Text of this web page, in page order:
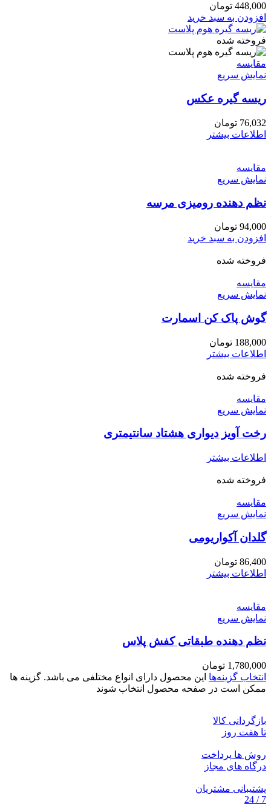
448,000 تومان
افزودن به سبد خرید
فروخته شده
مقايسه
نمایش سریع
ریسه گیره عکس
76,032 تومان
اطلاعات بیشتر
مقايسه
نمایش سریع
نظم دهنده رومیزی مرسه
94,000 تومان
افزودن به سبد خرید
فروخته شده
مقايسه
نمایش سریع
گوش پاک کن اسمارت
188,000 تومان
اطلاعات بیشتر
فروخته شده
مقايسه
نمایش سریع
رخت آویز دیواری هشتاد سانتیمتری
اطلاعات بیشتر
فروخته شده
مقايسه
نمایش سریع
گلدان آکواریومی
86,400 تومان
اطلاعات بیشتر
مقايسه
نمایش سریع
نظم دهنده طبقاتی کفش پلاس
1,780,000 تومان
انتخاب گزینه‌ها این محصول دارای انواع مختلفی می باشد. گزینه ها
ممکن است در صفحه محصول انتخاب شوند
بازگردانی کالا
تا هفت روز
روش ها پرداخت
درگاه های مجاز
پشتیبانی مشتریان
7 / 24